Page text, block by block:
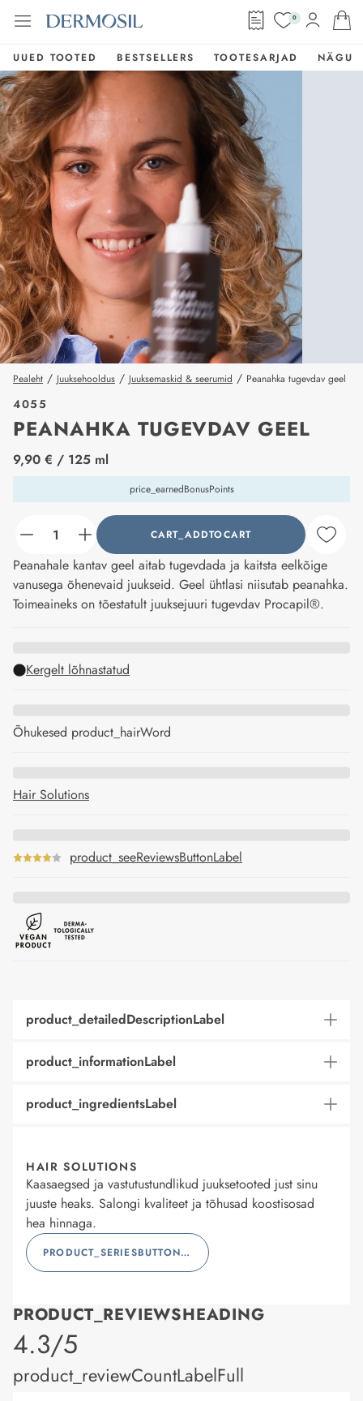
0
UUED TOOTED BESTSELLERS TOOTESARJAD NÄGU
Pealeht / Juuksehooldus / Juuksemaskid & seerumid / Peanahka tugevdav geel
4055
PEANAHKA TUGEVDAV GEEL
price_label
9,90 € / 125 ml
price_earnedBonusPoints
counter_current CART_ADDTOCART
Peanahale kantav geel aitab tugevdada ja kaitsta eelkõige
vanusega õhenevaid juukseid. Geel ühtlasi niisutab peanahka.
Toimeaineks on tõestatult juuksejuuri tugevdav Procapil®.
Kergelt lõhnastatud
Õhukesed product_hairWord
Hair Solutions
product_seeReviewsButtonLabel
product_detailedDescriptionLabel
product_informationLabel
product_ingredientsLabel
HAIR SOLUTIONS
Kaasaegsed ja vastutustundlikud juuksetooted just sinu
juuste heaks. Salongi kvaliteet ja tõhusad koostisosad
hea hinnaga.
PRODUCT_SERIESBUTTONLABEL
PRODUCT_REVIEWSHEADING
product_rating
4.3/5
product_reviewCountLabelFull